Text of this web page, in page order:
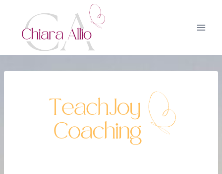
contenuto